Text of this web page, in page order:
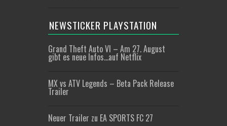
NEWSTICKER PLAYSTATION
Grand Theft Auto VI – Am 27. August
gibt es neue Infos…auf Netflix
MX vs ATV Legends – Beta Pack Release
Trailer
Neuer Trailer zu EA SPORTS FC 27